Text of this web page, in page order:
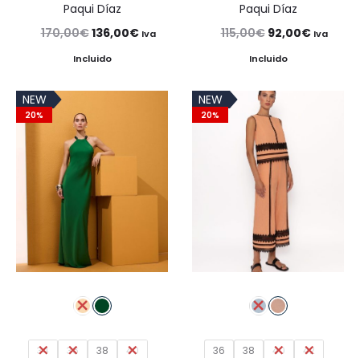
Paqui Díaz
170,00€El
precio
136,00€ElIva
Incluido
Paqui Díaz
115,00€ El
precio
era:
115,00€.
92,00€ElIva
Incluido
NEW
20%
34 36 38
40
NEW
20%
36 38 40
42